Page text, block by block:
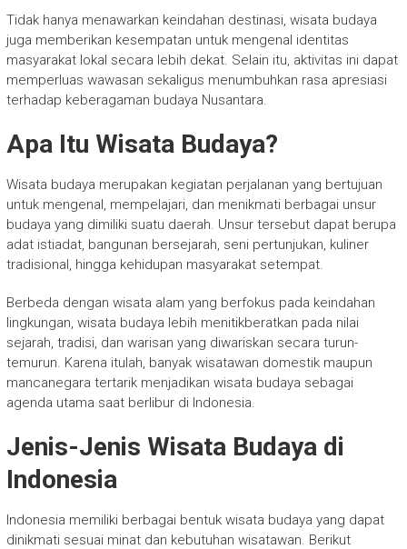
Tidak hanya menawarkan keindahan destinasi, wisata budaya
juga memberikan kesempatan untuk mengenal identitas
masyarakat lokal secara lebih dekat. Selain itu, aktivitas ini dapat
memperluas wawasan sekaligus menumbuhkan rasa apresiasi
terhadap keberagaman budaya Nusantara.
Apa Itu Wisata Budaya?
Wisata budaya merupakan kegiatan perjalanan yang bertujuan
untuk mengenal, mempelajari, dan menikmati berbagai unsur
budaya yang dimiliki suatu daerah. Unsur tersebut dapat berupa
adat istiadat, bangunan bersejarah, seni pertunjukan, kuliner
tradisional, hingga kehidupan masyarakat setempat.
Berbeda dengan wisata alam yang berfokus pada keindahan
lingkungan, wisata budaya lebih menitikberatkan pada nilai
sejarah, tradisi, dan warisan yang diwariskan secara turun-
temurun. Karena itulah, banyak wisatawan domestik maupun
mancanegara tertarik menjadikan wisata budaya sebagai
agenda utama saat berlibur di Indonesia.
Jenis-Jenis Wisata Budaya di
Indonesia
Indonesia memiliki berbagai bentuk wisata budaya yang dapat
dinikmati sesuai minat dan kebutuhan wisatawan. Berikut